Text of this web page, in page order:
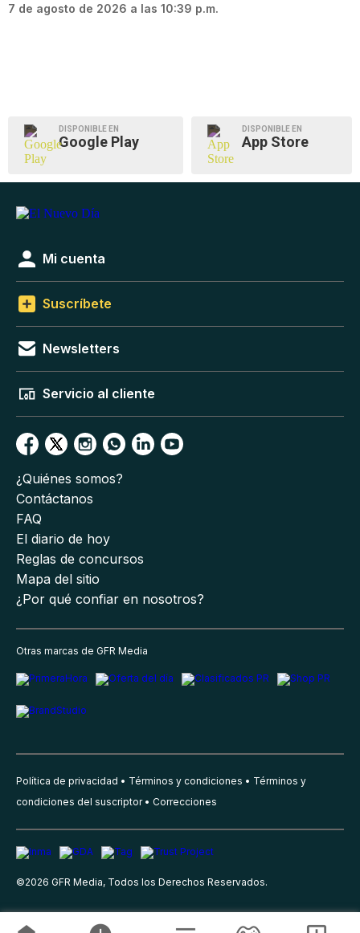
7 de agosto de 2026 a las 10:39 p.m.
DISPONIBLE EN
Google Play
DISPONIBLE EN
App Store
Mi cuenta
Suscríbete
Newsletters
Servicio al cliente
¿Quiénes somos?
Contáctanos
FAQ
El diario de hoy
Reglas de concursos
Mapa del sitio
¿Por qué confiar en nosotros?
Otras marcas de GFR Media
Política de privacidad Términos y condiciones
Términos y
condiciones del suscriptor
Correcciones
©2026 GFR Media, Todos los Derechos Reservados.